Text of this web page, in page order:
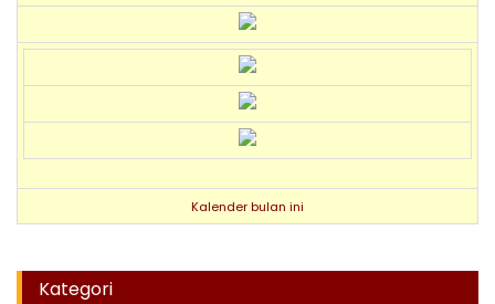
Kalender bulan ini
Kategori